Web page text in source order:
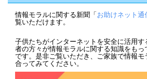
情報モラルに関する新聞「お助けネット通
覧いただけます。
子供たちがインターネットを安全に活用
者の方々が情報モラルに関する知識をも
です。是非ご覧いただき、ご家族で情報モ
合ってみてください。